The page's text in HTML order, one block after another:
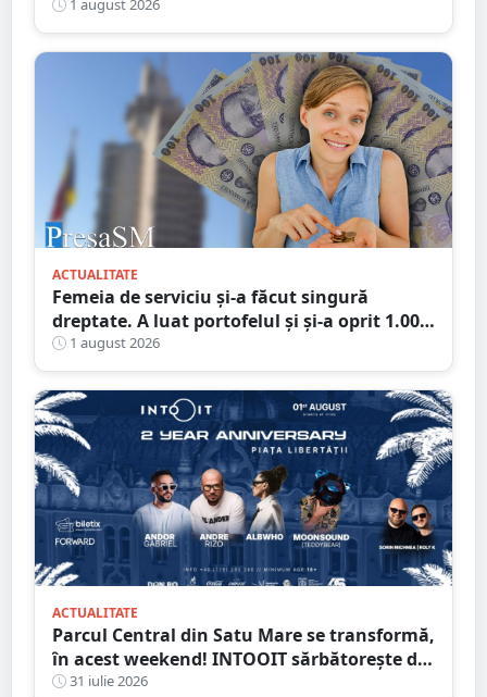
gazelor
1 august 2026
ACTUALITATE
Femeia de serviciu și-a făcut singură
dreptate. A luat portofelul și și-a oprit 1.000
de lei: „Ăștia mi se cuvin, sunt pentru
curățenie”
1 august 2026
ACTUALITATE
Parcul Central din Satu Mare se transformă,
în acest weekend! INTOOIT sărbătorește doi
ani printr-un eveniment spectaculos
31 iulie 2026